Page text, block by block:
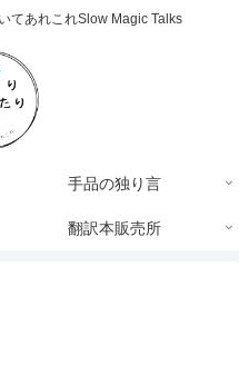
てあれこれSlow Magic Talks
手品の独り言
翻訳本販売所